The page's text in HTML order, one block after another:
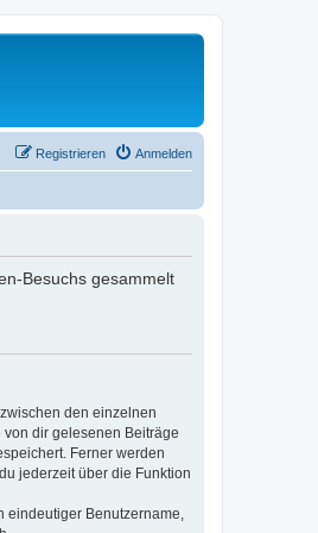
Anmelden
Registrieren
Besuchs gesammelt
den einzelnen
dir gelesenen Beiträge
Ferner werden
jederzeit über die Funktion
Benutzername,